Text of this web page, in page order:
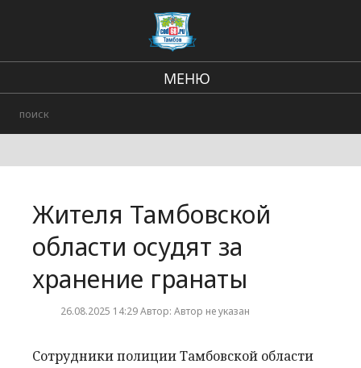
МЕНЮ
Городские события
Жителя Тамбовской
области осудят за
хранение гранаты
26.08.2025 14:29 Автор: Автор не указан
Сотрудники полиции Тамбовской области